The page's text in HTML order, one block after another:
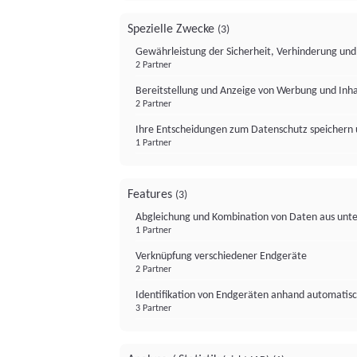
Spezielle Zwecke (3)
Gewährleistung der Sicherheit, Verhinderung
2 Partner
Bereitstellung und Anzeige von Werbung und
2 Partner
Ihre Entscheidungen zum Datenschutz
1 Partner
Features (3)
Abgleichung und Kombination von Daten aus
1 Partner
Verknüpfung verschiedener Endgeräte
2 Partner
Identifikation von Endgeräten anhand
3 Partner